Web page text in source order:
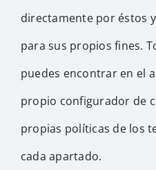
directamente por éstos
para sus propios fines.
puedes encontrar en el
propio configurador de
propias políticas de los
cada apartado.